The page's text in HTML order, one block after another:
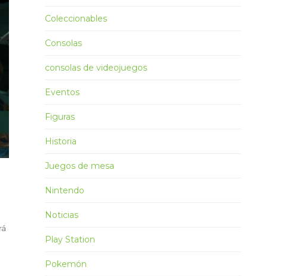
Coleccionables
Consolas
consolas de videojuegos
Eventos
Figuras
Historia
Juegos de mesa
Nintendo
Noticias
Play Station
Pokemón